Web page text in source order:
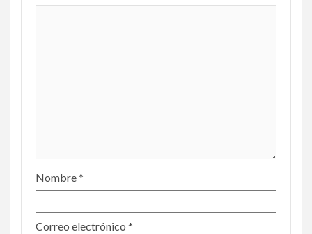
Nombre*
Correo electrónico *